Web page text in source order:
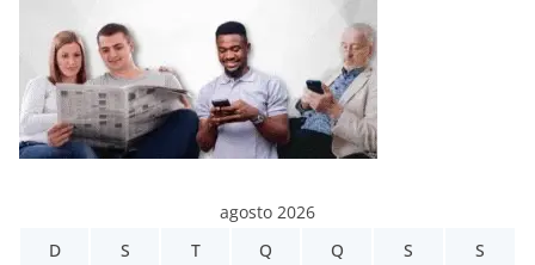
agosto 2026
D
S T Q Q S S